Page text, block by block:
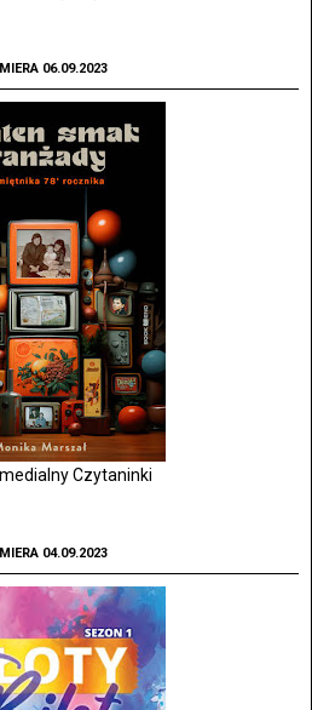
06.09.2023
Czytaninki
04.09.2023